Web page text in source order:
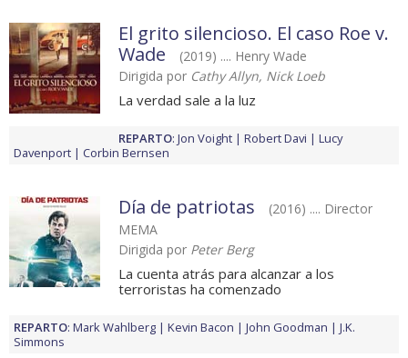
El grito silencioso. El caso Roe v.
Wade
(2019) .... Henry Wade
Dirigida por Cathy Allyn, Nick Loeb
La verdad sale a la luz
REPARTO: Jon Voight Robert Davi
Lucy
Davenport
Corbin Bernsen
Día de patriotas
(2016) .... Director
MEMA
Dirigida por Peter Berg
La cuenta atrás para alcanzar a los
terroristas ha comenzado
REPARTO: Mark Wahlberg Kevin Bacon John Goodman
J.K.
Simmons